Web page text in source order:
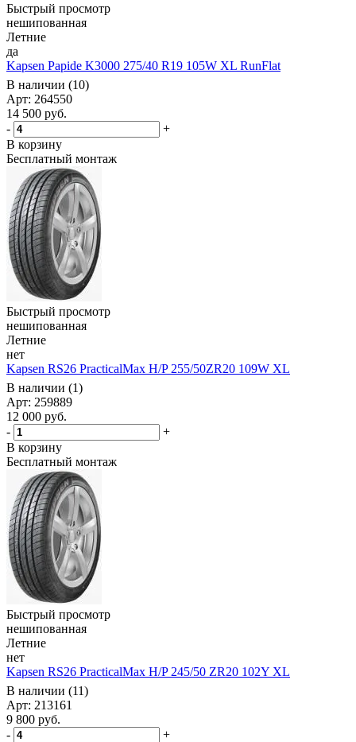
Быстрый просмотр
нешипованная
Летние
да
Kapsen Papide K3000 275/40 R19 105W XL RunFlat
В наличии (10)
Арт: 264550
14 500 руб.
-
+
В корзину
Бесплатный монтаж
Быстрый просмотр
нешипованная
Летние
нет
Kapsen RS26 PracticalMax H/P 255/50ZR20 109W XL
В наличии (1)
Арт: 259889
12 000 руб.
-
+
В корзину
Бесплатный монтаж
Быстрый просмотр
нешипованная
Летние
нет
Kapsen RS26 PracticalMax H/P 245/50 ZR20 102Y XL
В наличии (11)
Арт: 213161
9 800 руб.
-
+